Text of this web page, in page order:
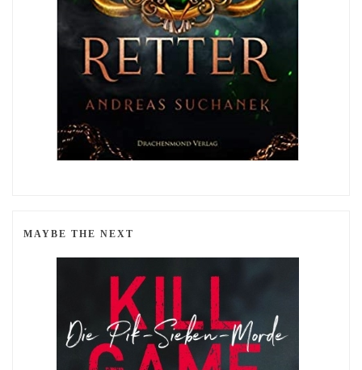
MAYBE THE NEXT